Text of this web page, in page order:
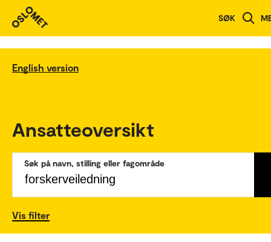
SØK
English version
Ansatteoversikt
Søk på navn, stilling eller fagområde
Vis filter